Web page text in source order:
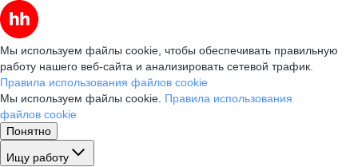
Мы используем файлы cookie, чтобы обеспечивать правильную
работу нашего веб-сайта и анализировать сетевой трафик.
Правила использования файлов cookie
Мы используем файлы cookie. Правила использования
файлов cookie
Понятно
Ищу работу